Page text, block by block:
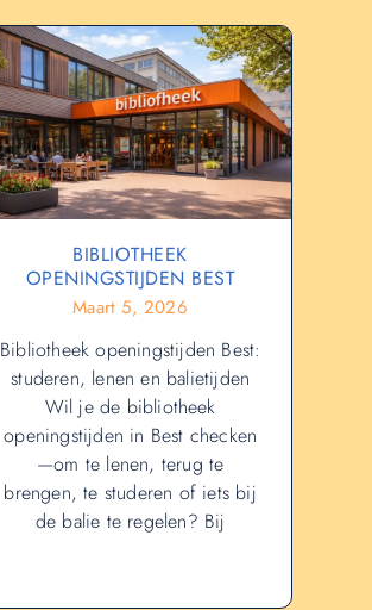
BIBLIOTHEEK
OPENINGSTIJDEN BEST
Maart 5, 2026
Bibliotheek openingstijden Best:
studeren, lenen en balietijden
Wil je de bibliotheek
openingstijden in Best checken
—om te lenen, terug te
brengen, te studeren of iets bij
de balie te regelen? Bij